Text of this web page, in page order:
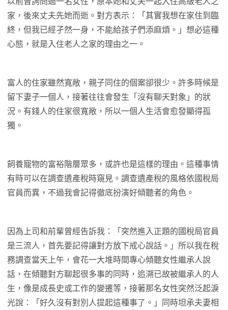
家，後來丈夫先她而逝。對方表示：「其實我想在家住到臨
終，但我已經孑然一身，不能給孩子們添麻煩。」想必這種
心態，就是入住老人之家的理由之一。
富人的住家雖然寬敞，親子同住的個案卻很少。許多時候是
留下妻子一個人，接著往往會發生「沒有聊天對象」的狀
況。有錢人的住家很寬敞，所以一個人生活會愈發顯得孤
獨。
飼養寵物的富裕階層眾多，或許也是這樣的理由。這種事情
有時可以在調查遺產稅時窺見。調查遺產稅的風格依國稅局
官員而異，不過我會記得徹底扮演好傾聽者的角色。
因為上司和前輩曾經告訴我：「突然進入正題的國稅局官員
是三流人，首先要記得讓對方放下戒心說話。」所以我在稅
務調查當天上午，會花一大堆時間專心傾聽女性繼承人說
話，在傾聽對方聊起很多事的同時，追溯已故被繼承人的人
生，像是成長史或工作的變遷等，接著那名女性突然泛起淚
光說：「好久沒有對別人提起這種事了。」同時坦承夫妻相